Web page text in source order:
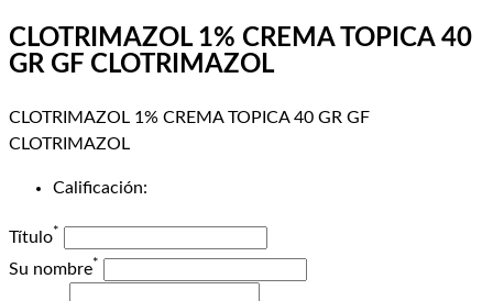
CLOTRIMAZOL 1% CREMA TOPICA 40
GR GF CLOTRIMAZOL
CLOTRIMAZOL 1% CREMA TOPICA 40 GR GF
CLOTRIMAZOL
Calificación:
Título*
Su nombre*